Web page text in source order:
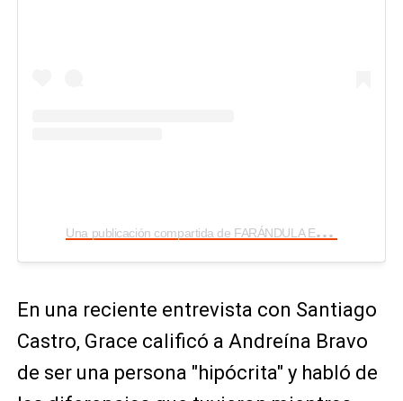
U
na publicación compartida de FARÁNDULA ECUATORIANA (@farandulatv.ec)
En una reciente entrevista con Santiago
Castro, Grace calificó a Andreína Bravo
de ser una persona "hipócrita" y habló de